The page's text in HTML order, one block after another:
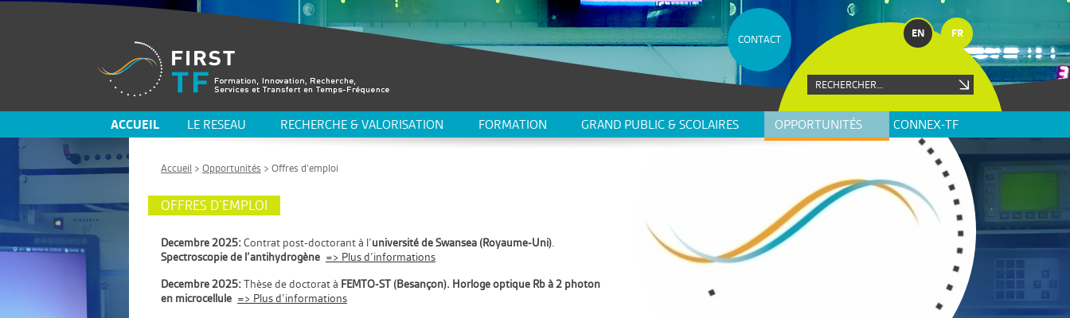
EN FR
CONTACT
ACCUEIL LE RESEAU RECHERCHE & VALORISATION FORMATION GRAND PUBLIC & SCOLAIRES OPPORTUNITÉS CONNEX-TF
Accueil > Opportunités > Offres d’emploi
OFFRES D’EMPLOI
Decembre 2025:Contrat post-doctorant à l’université de Swansea (Royaume-Uni)
Spectroscopie de l’antihydrogène => Plus d’informations
Decembre 2025:Thèse de doctorat à FEMTO-ST (Besançon). Horloge optique Rb à 2 photon
en microcellule => Plus d’informations